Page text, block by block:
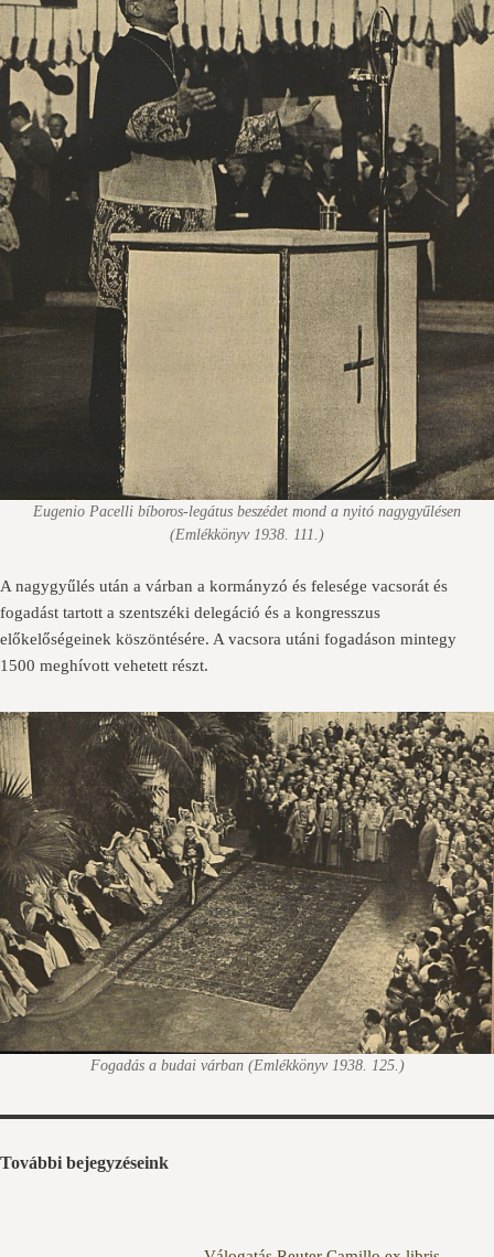
Eugenio Pacelli bíboros-legátus beszédet mond a nyitó nagygyűlésen
(Emlékkönyv 1938. 111.)
A nagygyűlés után a várban a kormányzó és felesége vacsorát és
fogadást tartott a szentszéki delegáció és a kongresszus
előkelőségeinek köszöntésére. A vacsora utáni fogadáson mintegy
1500 meghívott vehetett részt.
Fogadás a budai várban (Emlékkönyv 1938. 125.)
További bejegyzéseink